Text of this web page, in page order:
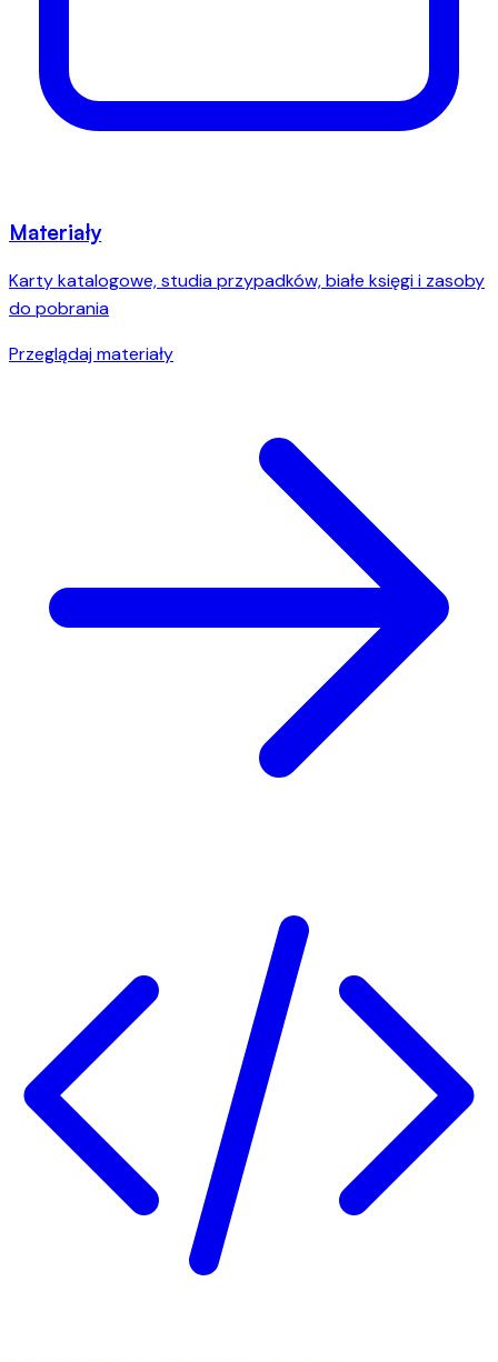
Materiały
Karty katalogowe, studia przypadków, białe księgi i zasoby
do pobrania
Przeglądaj materiały